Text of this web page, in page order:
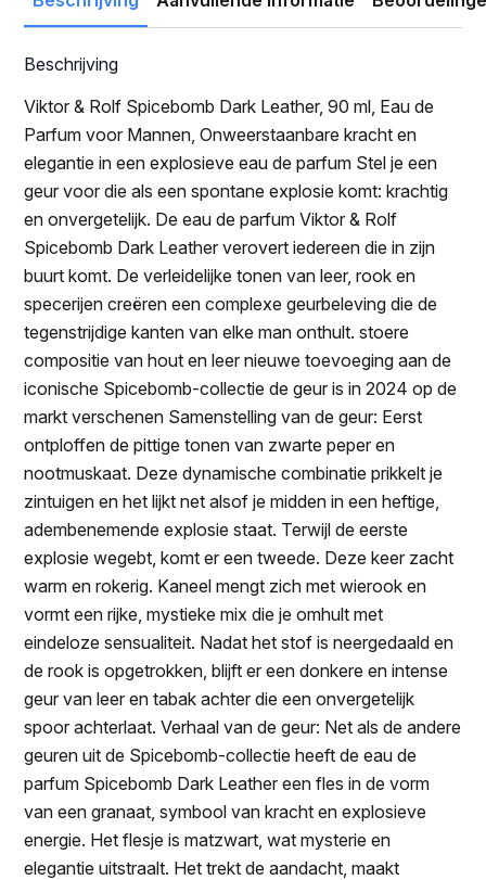
Beschrijving
Viktor & Rolf Spicebomb Dark Leather, 90 ml, Eau de
Parfum voor Mannen, Onweerstaanbare kracht en
elegantie in een explosieve eau de parfum Stel je een
geur voor die als een spontane explosie komt: krachtig
en onvergetelijk. De eau de parfum Viktor & Rolf
Spicebomb Dark Leather verovert iedereen die in zijn
buurt komt. De verleidelijke tonen van leer, rook en
specerijen creëren een complexe geurbeleving die de
tegenstrijdige kanten van elke man onthult. stoere
compositie van hout en leer nieuwe toevoeging aan de
iconische Spicebomb-collectie de geur is in 2024 op de
markt verschenen Samenstelling van de geur: Eerst
ontploffen de pittige tonen van zwarte peper en
nootmuskaat. Deze dynamische combinatie prikkelt je
zintuigen en het lijkt net alsof je midden in een heftige,
adembenemende explosie staat. Terwijl de eerste
explosie wegebt, komt er een tweede. Deze keer zacht
warm en rokerig. Kaneel mengt zich met wierook en
vormt een rijke, mystieke mix die je omhult met
eindeloze sensualiteit. Nadat het stof is neergedaald en
de rook is opgetrokken, blijft er een donkere en intense
geur van leer en tabak achter die een onvergetelijk
spoor achterlaat. Verhaal van de geur: Net als de andere
geuren uit de Spicebomb-collectie heeft de eau de
parfum Spicebomb Dark Leather een fles in de vorm
van een granaat, symbool van kracht en explosieve
energie. Het flesje is matzwart, wat mysterie en
elegantie uitstraalt. Het trekt de aandacht, maakt